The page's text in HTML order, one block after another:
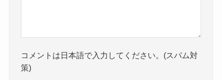
コメントは日本語で入力してください。(スパム対
策)